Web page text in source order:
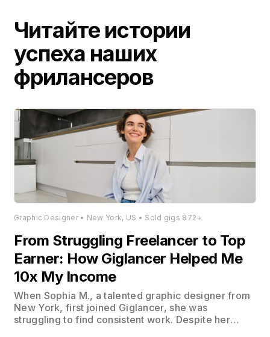
Читайте истории
успеха наших
фрилансеров
Graphic Designer • New York, US • Sold gigs 872+
From Struggling Freelancer to Top
Earner: How Giglancer Helped Me
10x My Income
When Sophia M., a talented graphic designer from
New York, first joined Giglancer, she was
struggling to find consistent work. Despite her